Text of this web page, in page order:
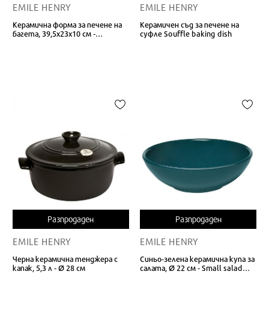
EMILE HENRY
Керамична форма за печене на
багета, 39,5х23х10 см -
EMILE HENRY
Керамичен съд за печене на
суфле Souffle baking dish
Разпродаден
EMILE HENRY
Черна керамична тенджера с
капак, 5,3 л - Ø 28 см
Разпродаден
EMILE HENRY
Синьо-зелена керамична купа за
салата, Ø 22 см - Small salad